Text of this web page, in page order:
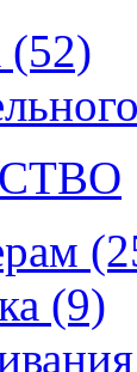
(52)
(9)